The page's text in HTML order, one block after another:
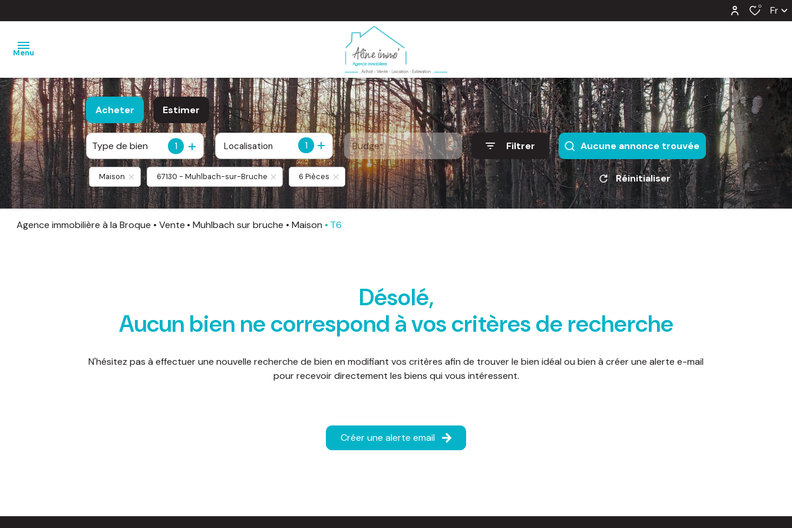
0 Fr
Menu
nos
ventes
nos
locations
estimation
agence
Acheter
De l'ancien
De l'immo pro
Estimer
Type de bien 1 1
Localisation Budget Filtrer Aucune annonce trouvée
Maison 67130 - Muhlbach-sur-Bruche 6 Pièces Réinitialiser
Agence immobilière à la Broque Vente Muhlbach sur bruche Maison T6
Désolé,
Aucun bien ne correspond à vos critères de recherche
N'hésitez pas à effectuer une nouvelle recherche de bien en modifiant vos critères afin de trouver le bien idéal ou bien à créer une alerte e-mail
pour recevoir directement les biens qui vous intéressent.
Créer une alerte email